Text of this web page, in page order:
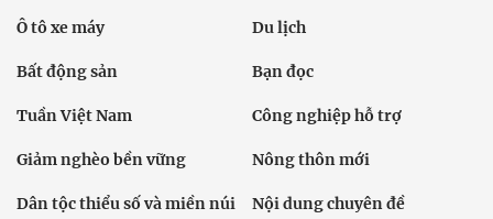
Ô tô xe máy Du lịch
Bất động sản Bạn đọc
Tuần Việt Nam Công nghiệp hỗ trợ
Giảm nghèo bền vững Nông thôn mới
Dân tộc thiểu số và miền núi Nội dung chuyên đề